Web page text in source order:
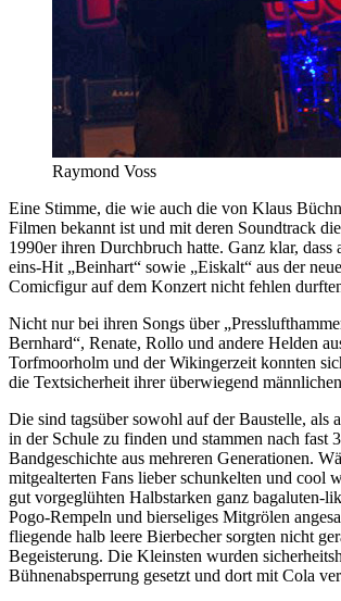
Raymond Voss
Eine Stimme, die wie auch die von Klaus
Filmen bekannt ist und mit deren Soundtrack
1990er ihren Durchbruch hatte. Ganz klar, dass
eins-Hit „Beinhart“ sowie „Eiskalt“ aus der
Comicfigur auf dem Konzert nicht fehlen
Nicht nur bei ihren Songs über
Bernhard“, Renate, Rollo und andere Helden
Torfmoorholm und der Wikingerzeit konnten
die Textsicherheit ihrer überwiegend
Die sind tagsüber sowohl auf der Baustelle, als
in der Schule zu finden und stammen nach fast
Bandgeschichte aus mehreren Generationen.
mitgealterten Fans lieber schunkelten und cool
gut vorgeglühten Halbstarken ganz bagaluten-
Pogo-Rempeln und bierseliges Mitgrölen
fliegende halb leere Bierbecher sorgten nicht
Begeisterung. Die Kleinsten wurden
Bühnenabsperrung gesetzt und dort mit Cola